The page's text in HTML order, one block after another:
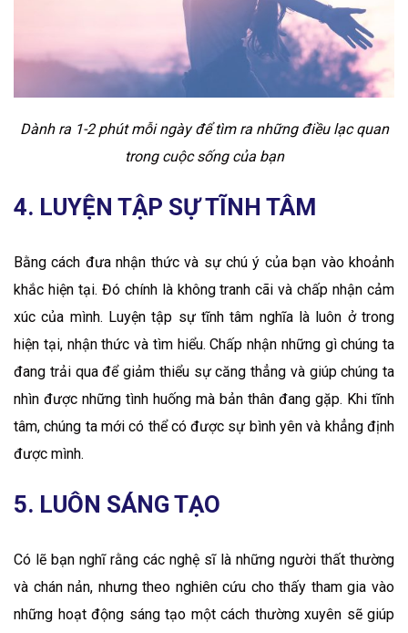
Dành ra 1-2 phút mỗi ngày để tìm ra những điều lạc quan
trong cuộc sống của bạn
4. LUYỆN TẬP SỰ TĨNH TÂM
Bằng cách đưa nhận thức và sự chú ý của bạn vào khoảnh
khắc hiện tại. Đó chính là không tranh cãi và chấp nhận cảm
xúc của mình. Luyện tập sự tĩnh tâm nghĩa là luôn ở trong
hiện tại, nhận thức và tìm hiểu. Chấp nhận những gì chúng ta
đang trải qua để giảm thiểu sự căng thẳng và giúp chúng ta
nhìn được những tình huống mà bản thân đang gặp. Khi tĩnh
tâm, chúng ta mới có thể có được sự bình yên và khẳng định
được mình.
5. LUÔN SÁNG TẠO
Có lẽ bạn nghĩ rằng các nghệ sĩ là những người thất thường
và chán nản, nhưng theo nghiên cứu cho thấy tham gia vào
những hoạt động sáng tạo một cách thường xuyên sẽ giúp